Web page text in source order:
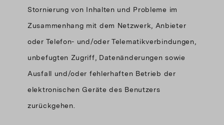
Stornierung von Inhalten und Probleme im
Zusammenhang mit dem Netzwerk, Anbieter
oder Telefon- und/oder Telematikverbindungen,
unbefugten Zugriff, Datenänderungen sowie
Ausfall und/oder fehlerhaften Betrieb der
elektronischen Geräte des Benutzers
zurückgehen.